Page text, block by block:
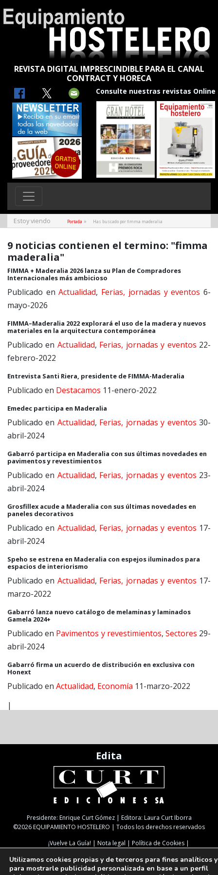
REVISTA DIGITAL IMPRESCINDIBLE PARA EL CANAL
CONTRACT Y HORECA
Consulte nuestras revistas Online
Estoy viendo Portada » Has buscado por fimma maderalia
9 noticias contienen el termino: "fimma
maderalia"
FIMMA + Maderalia 2026 lanza su Plan de Compradores
Internacionales más ambicioso
Publicado enActualidad, Ferias, jornadas y eventos 6-
mayo-2026
FIMMA–Maderalia 2022 explorará el uso de la madera y nuevos
materiales en la arquitectura contemporánea
Publicado en Actualidad, Ferias, jornadas y eventos 22-
febrero-2022
Entrevista Santi Riera, presidente de FIMMA-Maderalia
Publicado en Destacamos 11-enero-2022
Emedec participa en Maderalia
Publicado en Actualidad, Ferias, jornadas y eventos 30-
abril-2024
Gabarró participa en Maderalia con sus últimas novedades en
pavimentos y revestimientos
Publicado en Actualidad, Ferias, jornadas y eventos 23-
abril-2024
Grosfillex acude a Maderalia con sus últimas novedades en
paneles decorativos
Publicado en Actualidad, Ferias, jornadas y eventos 17-
abril-2024
Speho se estrena en Maderalia con espejos iluminados para
espacios de interiorismo
Publicado en Actualidad, Ferias, jornadas y eventos 17-
marzo-2022
Gabarró lanza nuevo catálogo de melaminas y laminados
Gamela 2024+
Publicado en Pavimentos y revestimientos, Sectores 29-
abril-2024
Gabarró firma un acuerdo de distribución en exclusiva con
Honext
Publicado en Actualidad, Economía 11-marzo-2022
|
Edita
Presidente: Enrique Curt Gómez | Editora: Laura Curt Iborra
©2026 EQUIPAMIENTO HOSTELERO | Todos los derechos reservados
¡Vuelve La Guía!
Nota legal
Política de Cookies
Paseo de Gracia, 63. 1º 2ª. 08008 Barcelona |933 180 101| Fax 933 183 505
Select Language▼
Utilizamos cookies propias y de terceros para fines analíticos y
para mostrarle publicidad personalizada en base a un perfil